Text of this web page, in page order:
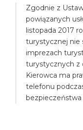
Zgodnie z
powiązanych
listopada 2017
turystycznej nie
imprezach
turystycznych z
Kierowca ma
telefonu
bezpieczeństwa